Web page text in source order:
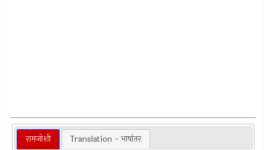
रामजोशी Translation - भाषांतर